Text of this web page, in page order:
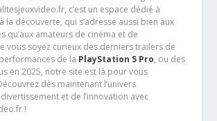
c’est un espace dédié à
la découverte, qui s’adresse aussi bien aux
qu’aux amateurs de cinéma et de
vous soyez curieux des derniers trailers de
de la PlayStation 5 Pro, ou des
en 2025, notre site est là pour vous
dès maintenant l’univers
et de l’innovation avec
!